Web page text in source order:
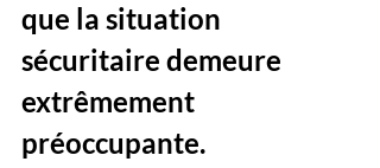
que la situation
sécuritaire demeure
extrêmement
préoccupante.